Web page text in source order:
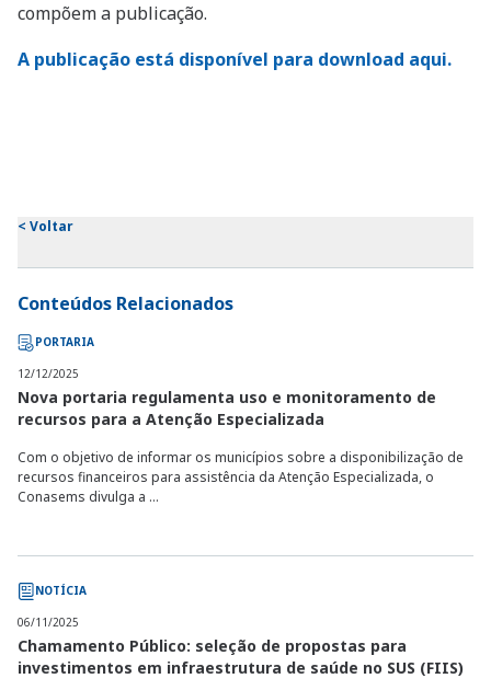
compõem a publicação.
A publicação está disponível para download aqui.
< Voltar
Conteúdos Relacionados
PORTARIA
12/12/2025
Nova portaria regulamenta uso e monitoramento de
recursos para a Atenção Especializada
Com o objetivo de informar os municípios sobre a disponibilização de
recursos financeiros para assistência da Atenção Especializada, o
Conasems divulga a ...
NOTÍCIA
06/11/2025
Chamamento Público: seleção de propostas para
investimentos em infraestrutura de saúde no SUS (FIIS)